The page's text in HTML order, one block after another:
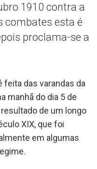
1910 contra a
combates esta é
proclama-se a
feita das varandas da
manhã do dia 5 de
de um longo
XIX, que foi
em algumas